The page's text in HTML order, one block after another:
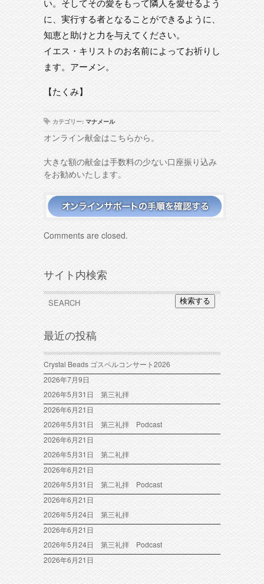
い。そしてその愛をもって隣人を愛せるよう
に、実行する者となることができるように、
知恵と助けと力を与えてください。
イエス・キリストのお名前によってお祈りし
ます。アーメン。
【たくみ】
カテゴリー: マナメール
オンライン献金はこちらから。
大きな額の献金は手数料の少ない口座振り込み
をお勧めいたします。
Comments are closed.
サイト内検索
検索する
最近の投稿
Crystal Beads ゴスペルコンサート2026
2026年7月9日
2026年5月31日 第三礼拝
2026年6月21日
2026年5月31日 第三礼拝 Podcast
2026年6月21日
2026年5月31日 第二礼拝
2026年6月21日
2026年5月31日 第二礼拝 Podcast
2026年6月21日
2026年5月24日 第三礼拝
2026年6月21日
2026年5月24日 第三礼拝 Podcast
2026年6月21日